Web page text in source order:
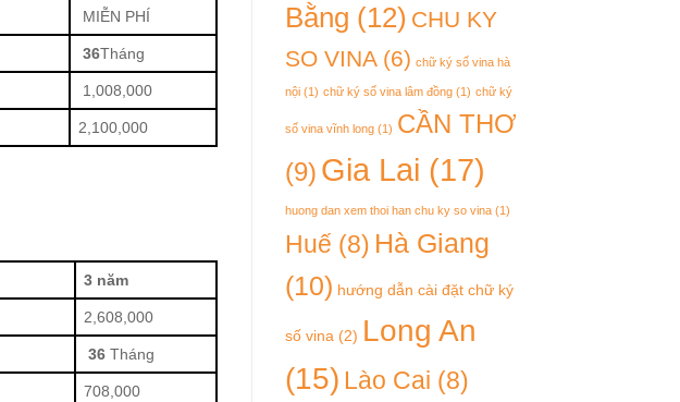
MIỄN PHÍ
36Tháng
1,008,000
2,100,000
3 năm
2,608,000
36 Tháng
708,000
Bằng (12) CHU KY
SO VINA(6) chữ ký số vina hà
nội(1) chữ ký số vina lâm đồng(1) chữ ký
số vina vĩnh long(1) CẦN THƠ
(9) Gia Lai (17)
huong dan xem thoi han chu ky so vina(1)
Huế(8) Hà Giang
(10) hướng dẫn cài đặt chữ ký
số vina (2) Long An
(15) Lào Cai (8)